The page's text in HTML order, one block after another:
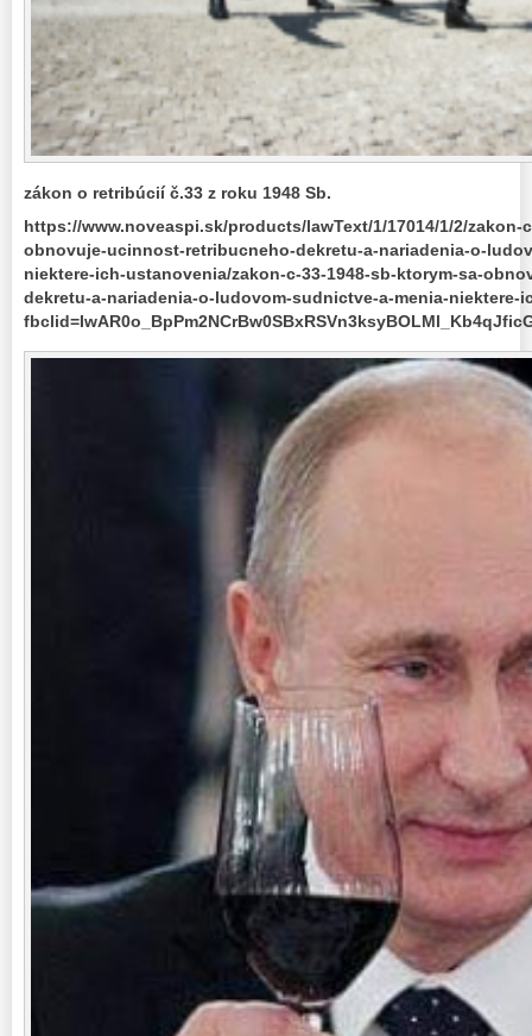
zákon o retribúcií č.33 z roku 1948 Sb.
https://www.noveaspi.sk/products/lawText/1/17014/1/2/zakon-
obnovuje-ucinnost-retribucneho-dekretu-a-nariadenia-o-
niektere-ich-ustanovenia/zakon-c-33-1948-sb-ktorym-sa-
dekretu-a-nariadenia-o-ludovom-sudnictve-a-menia-niektere-